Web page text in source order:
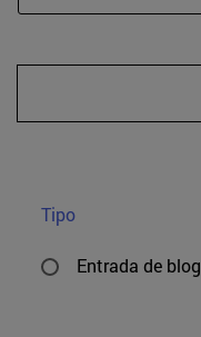
Tipo
Entrada de blog